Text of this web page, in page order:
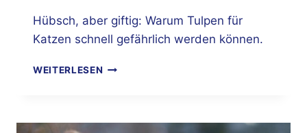
Hübsch, aber giftig: Warum Tulpen für
Katzen schnell gefährlich werden können.
WEITERLESENTULPEN
MIT